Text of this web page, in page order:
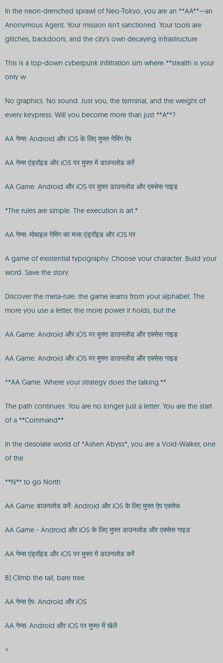
In the neon-drenched sprawl of Neo-Tokyo, you are an **AA**—an
Anonymous Agent. Your mission isn't sanctioned. Your tools are
glitches, backdoors, and the city's own decaying infrastructure.
This is a top-down cyberpunk infiltration sim where **stealth is your
only w
No graphics. No sound. Just you, the terminal, and the weight of
every keypress. Will you become more than just **A**?
AA गेम्स: Android और iOS के लिए मुफ्त गेमिंग ऐप
AA गेम्स एंड्रॉइड और iOS पर मुफ्त में डाउनलोड करें
AA Game: Android और iOS पर मुफ्त डाउनलोड और एक्सेस गाइड
*The rules are simple. The execution is art.*
AA गेम्स: मोबाइल गेमिंग का मजा एंड्रॉइड और iOS पर
A game of existential typography. Choose your character. Build your
word. Save the story.
Discover the meta-rule: the game learns from your alphabet. The
more you use a letter, the more power it holds, but the
AA Game: Android और iOS पर मुफ्त डाउनलोड और एक्सेस गाइड
AA Game: Android और iOS पर मुफ्त डाउनलोड और एक्सेस गाइड
**AA Game: Where your strategy does the talking.**
The path continues. You are no longer just a letter. You are the start
of a **Command**.
In the desolate world of *Ashen Abyss*, you are a Void-Walker, one
of the
**N** to go North
AA Game डाउनलोड करें: Android और iOS के लिए मुफ्त ऐप एक्सेस
AA Game - Android और iOS के लिए मुफ्त डाउनलोड और एक्सेस गाइड
AA गेम्स एंड्रॉइड और iOS पर मुफ्त में डाउनलोड करें
B) Climb the tall, bare tree.
AA गेम्स ऐप: Android और iOS
AA गेम्स: Android और iOS पर मुफ्त में खेलें
<